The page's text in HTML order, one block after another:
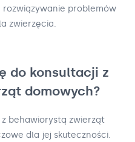
rozwiązywanie problemów
zwierzęcia.
do konsultacji z
domowych?
behawiorystą zwierząt
dla jej skuteczności.